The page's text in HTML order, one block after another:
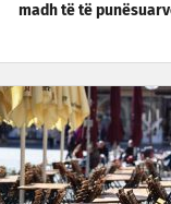
madh të të